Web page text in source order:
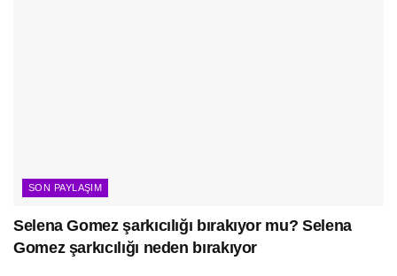
SON PAYLAŞIM
Selena Gomez şarkıcılığı bırakıyor mu? Selena
Gomez şarkıcılığı neden bırakıyor